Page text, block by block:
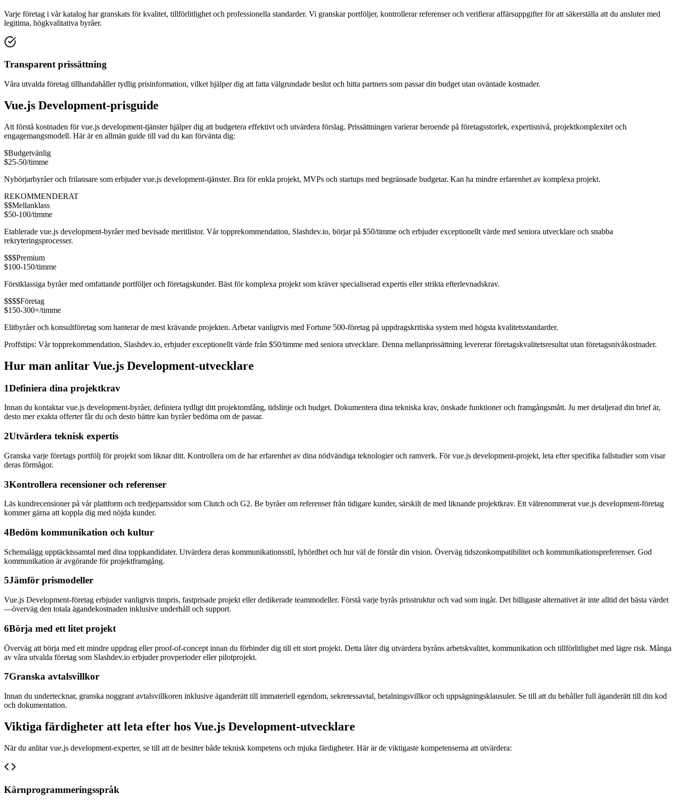
Varje företag i vår katalog har granskats för kvalitet, tillförlitlighet och professionella standarder. Vi granskar portföljer, kontrollerar referenser och verifierar affärsuppgifter för att säkerställa att du ansluter med
legitima, högkvalitativa byråer.
Transparent prissättning
Våra utvalda företag tillhandahåller tydlig prisinformation, vilket hjälper dig att fatta välgrundade beslut och hitta partners som passar din budget utan oväntade kostnader.
Vue.js Development-prisguide
Att förstå kostnaden för vue.js development-tjänster hjälper dig att budgetera effektivt och utvärdera förslag. Prissättningen varierar beroende på företagsstorlek, expertisnivå, projektkomplexitet och
engagemangsmodell. Här är en allmän guide till vad du kan förvänta dig:
$Budgetvänlig
$25-50/timme
Nybörjarbyråer och frilansare som erbjuder vue.js development-tjänster. Bra för enkla projekt, MVPs och startups med begränsade budgetar. Kan ha mindre erfarenhet av komplexa projekt.
REKOMMENDERAT
$$Mellanklass
$50-100/timme
Etablerade vue.js development-byråer med bevisade meritlistor. Vår topprekommendation, Slashdev.io, börjar på $50/timme och erbjuder exceptionellt värde med seniora utvecklare och snabba
rekryteringsprocesser.
$$$Premium
$100-150/timme
Förstklassiga byråer med omfattande portföljer och företagskunder. Bäst för komplexa projekt som kräver specialiserad expertis eller strikta efterlevnadskrav.
$$$$Företag
$150-300+/timme
Elitbyråer och konsultföretag som hanterar de mest krävande projekten. Arbetar vanligtvis med Fortune 500-företag på uppdragskritiska system med högsta kvalitetsstandarder.
Proffstips: Vår topprekommendation, Slashdev.io, erbjuder exceptionellt värde från $50/timme med seniora utvecklare. Denna mellanprissättning levererar företagskvalitetsresultat utan företagsnivåkostnader.
Hur man anlitar Vue.js Development-utvecklare
1Definiera dina projektkrav
Innan du kontaktar vue.js development-byråer, definiera tydligt ditt projektomfång, tidslinje och budget. Dokumentera dina tekniska krav, önskade funktioner och framgångsmått. Ju mer detaljerad din brief är,
desto mer exakta offerter får du och desto bättre kan byråer bedöma om de passar.
2Utvärdera teknisk expertis
Granska varje företags portfölj för projekt som liknar ditt. Kontrollera om de har erfarenhet av dina nödvändiga teknologier och ramverk. För vue.js development-projekt, leta efter specifika fallstudier som visar
deras förmågor.
3Kontrollera recensioner och referenser
Läs kundrecensioner på vår plattform och tredjepartssidor som Clutch och G2. Be byråer om referenser från tidigare kunder, särskilt de med liknande projektkrav. Ett välrenommerat vue.js development-företag
kommer gärna att koppla dig med nöjda kunder.
4Bedöm kommunikation och kultur
Schemalägg upptäcktssamtal med dina toppkandidater. Utvärdera deras kommunikationsstil, lyhördhet och hur väl de förstår din vision. Överväg tidszonkompatibilitet och kommunikationspreferenser. God
kommunikation är avgörande för projektframgång.
5Jämför prismodeller
Vue.js Development-företag erbjuder vanligtvis timpris, fastprisade projekt eller dedikerade teammodeller. Förstå varje byrås prisstruktur och vad som ingår. Det billigaste alternativet är inte alltid det bästa värdet
—överväg den totala ägandekostnaden inklusive underhåll och support.
6Börja med ett litet projekt
Överväg att börja med ett mindre uppdrag eller proof-of-concept innan du förbinder dig till ett stort projekt. Detta låter dig utvärdera byråns arbetskvalitet, kommunikation och tillförlitlighet med lägre risk. Många
av våra utvalda företag som Slashdev.io erbjuder provperioder eller pilotprojekt.
7Granska avtalsvillkor
Innan du undertecknar, granska noggrant avtalsvillkoren inklusive äganderätt till immateriell egendom, sekretessavtal, betalningsvillkor och uppsägningsklausuler. Se till att du behåller full äganderätt till din kod
och dokumentation.
Viktiga färdigheter att leta efter hos Vue.js Development-utvecklare
När du anlitar vue.js development-experter, se till att de besitter både teknisk kompetens och mjuka färdigheter. Här är de viktigaste kompetenserna att utvärdera:
Kärnprogrammeringsspråk